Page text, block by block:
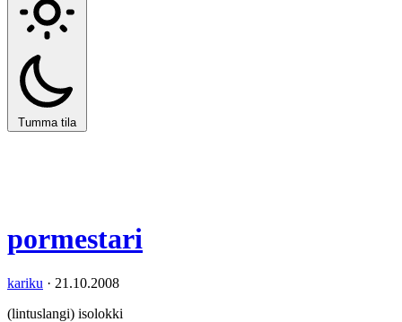
Tumma tila
pormestari
kariku · 21.10.2008
(lintuslangi) isolokki